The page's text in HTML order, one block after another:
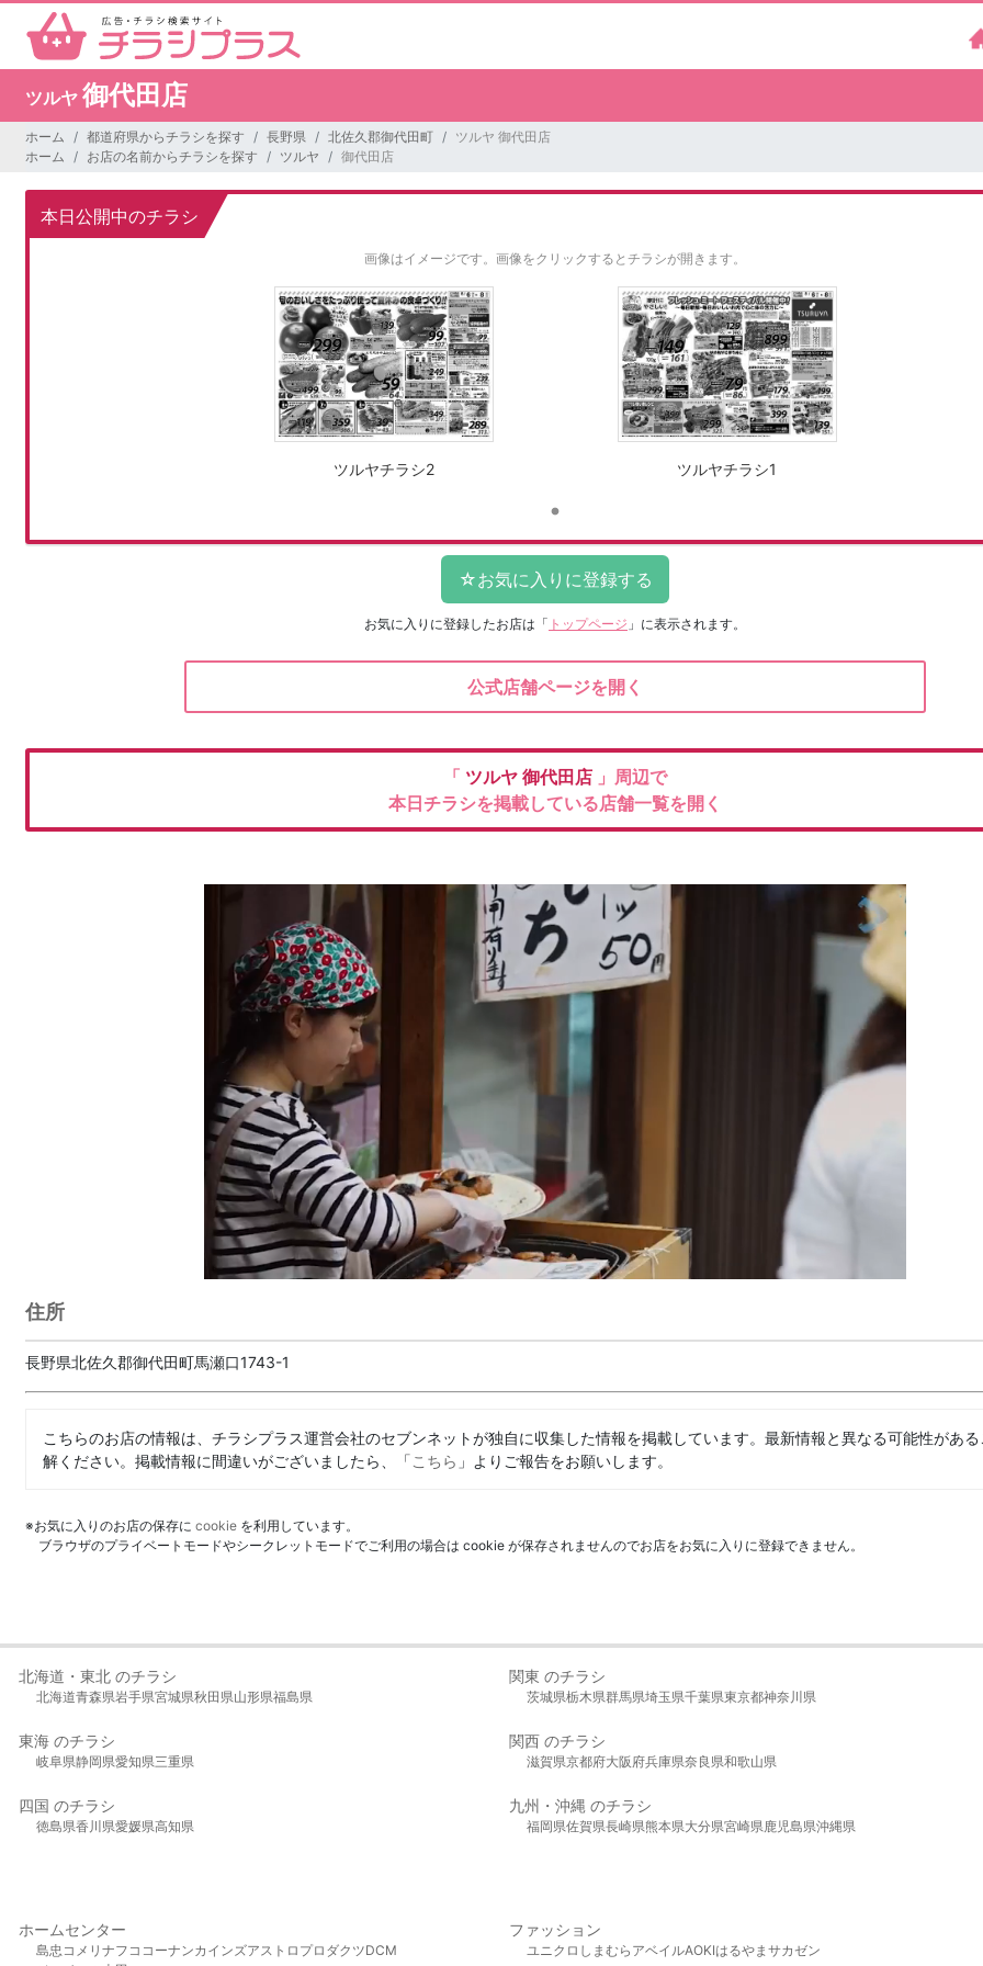
ツルヤ 御代田店
ホーム 都道府県からチラシを探す 長野県 北佐久郡御代田町
ツルヤ 御代田店
ホーム
お店の名前からチラシを探す ツルヤ 御代田店
本日公開中のチラシ
画像はイメージです。 画像をクリックするとチラシが開きます。
ツルヤチラシ2 ツルヤチラシ1
お気に入りに登録したお店は 「 トップページ 」に表示されます。
公式店舗ページを開く
「 ツルヤ 御代田店 」周辺で
本日チラシを掲載している店舗一覧を開く
住所
長野県北佐久郡御代田町馬瀬口1743-1
こちらのお店の情報は、チラシプラス運営会社のセブンネットが独自に収集した情報を掲載しています。最新情報と異なる可能性があ
解ください。掲載情報に間違いがございましたら、「こちら 」よりご報告をお願いします。
※お気に入りのお店の保存に cookie を利用しています。
ブラウザのプライベートモードやシークレットモードでご利用の場合は cookie が保存されませんのでお店をお気に入りに登録できません。
北海道・東北 のチラシ
北海道青森県岩手県宮城県秋田県山形県福島県
関東 のチラシ
茨城県栃木県群馬県埼玉県千葉県東京都神奈川県
東海 のチラシ
岐阜県静岡県愛知県三重県
関西 のチラシ
滋賀県京都府大阪府兵庫県奈良県和歌山県
四国 のチラシ
徳島県香川県愛媛県高知県
九州・沖縄 のチラシ
福岡県佐賀県長崎県熊本県大分県宮崎県鹿児島県沖縄県
ホームセンター
島忠 コメリ ナフコ コーナンカインズアストロプロダクツDCM
ファッション
ユニクロ しまむら アベイルAOKIはるやま サカゼン